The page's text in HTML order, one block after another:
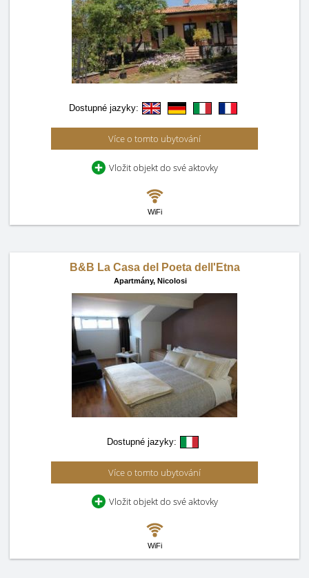
Dostupné jazyky:
Více o tomto ubytování
Vložit objekt do své aktovky
WiFi
B&B La Casa del Poeta dell'Etna
Apartmány, Nicolosi
Dostupné jazyky:
Více o tomto ubytování
Vložit objekt do své aktovky
WiFi